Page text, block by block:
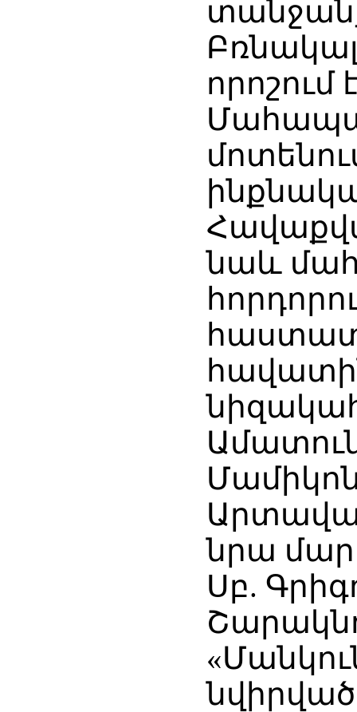
որոշում
նաև
հաստատ
նրա
Սբ.